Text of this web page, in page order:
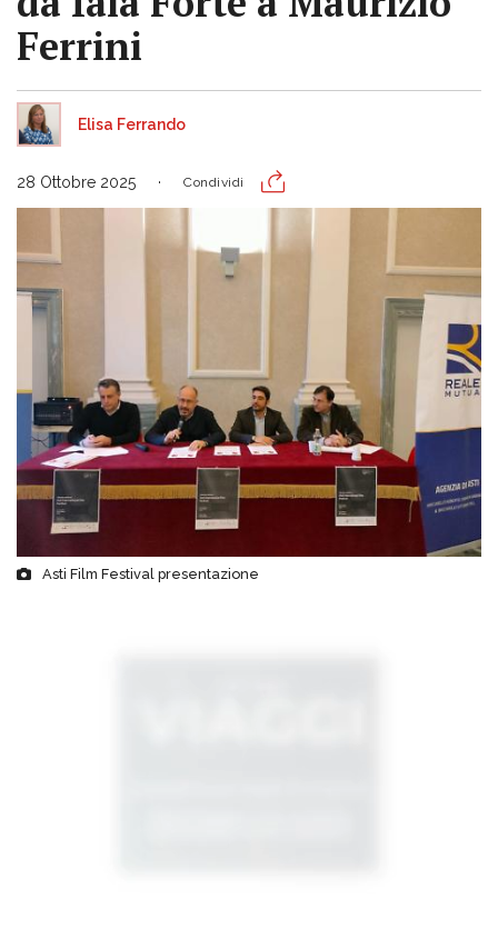
Ferrini
Elisa Ferrando
28 Ottobre 2025 Condividi
Asti Film Festival presentazione